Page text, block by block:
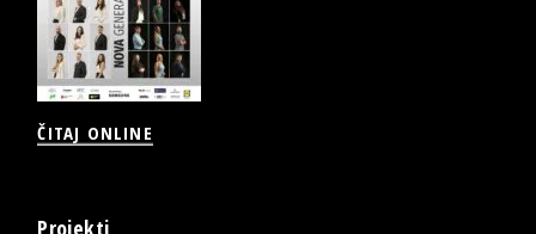
ČITAJ ONLINE
Projekti